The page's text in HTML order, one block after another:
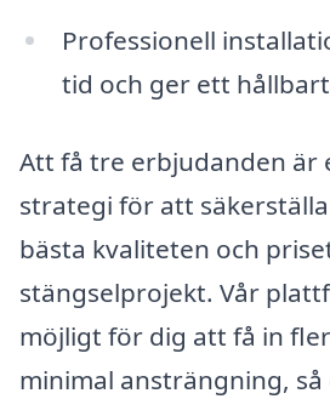
Professionell
tid och ger ett
Att få tre erbjudanden är
strategi för att
bästa kvaliteten och
stängselprojekt. Vår
möjligt för dig att få in
minimal ansträngning,